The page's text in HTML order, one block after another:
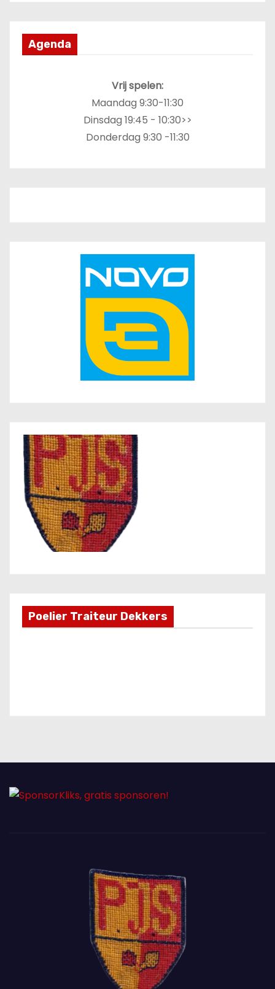
Agenda
Vrij spelen:
Maandag 9:30-11:30
Dinsdag 19:45 - 10:30>>
Donderdag 9:30 -11:30
Poelier Traiteur Dekkers